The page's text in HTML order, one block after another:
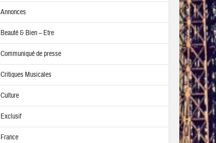
Annonces
Beauté & Bien – Etre
Communiqué de presse
Critiques Musicales
Culture
Exclusif
France